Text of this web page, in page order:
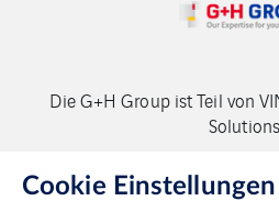
Die G+H Group ist Teil von
Solutions.
Copyright G+H
Cookie Einstellungen